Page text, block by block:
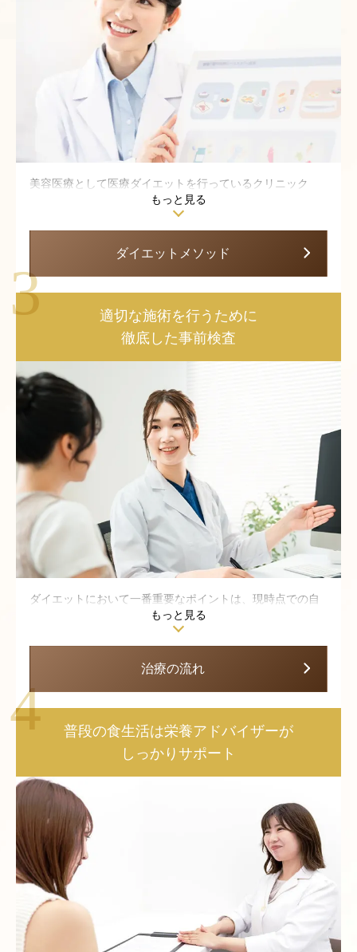
美容医療として医療ダイエットを行っているクリニック
は、すべての患者様に同じプラン、同じ薬、同じ食事指導
を行うことが多いように感じられます。当院に来られる患
けることが多い印象です。現在の体型や生活習慣、理想と
するボディラインによって患者様一人ひとりダイエット方
法は異なります。
もっと見る
ダイエットメソッド
適切な施術を行うために
徹底した事前検査
ダイエットにおいて一番重要なポイントは、現時点での自
分の身体を深く知ることです。体水分量、タンパク質、ミ
ネラル、体脂肪を定量的に計測。さらに、部位ごとの脂肪
は業界としても当院が初です。
また、施術や薬の安全性の確保、健康面や体質の確認をす
様の身体の状態を可視化して、一人ひとりにあった施術を
行わなければ結果につながらないと私たちは考えていま
もっと見る
治療の流れ
普段の食生活は栄養アドバイザーが
しっかりサポート